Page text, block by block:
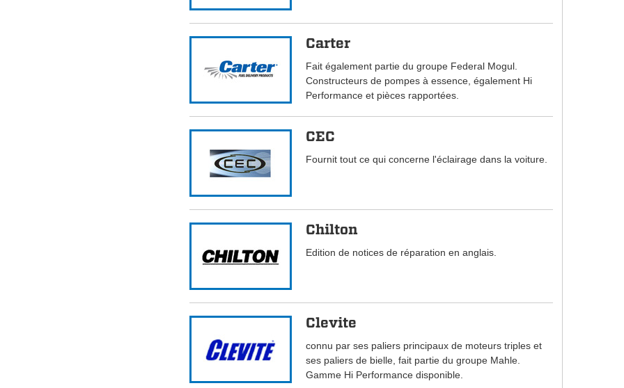
Carter
Fait également partie du groupe Federal Mogul.
Constructeurs de pompes à essence, également Hi
Performance et pièces rapportées.
CEC
Fournit tout ce qui concerne l'éclairage dans la voiture.
Chilton
Edition de notices de réparation en anglais.
Clevite
connu par ses paliers principaux de moteurs triples et
ses paliers de bielle, fait partie du groupe Mahle.
Gamme Hi Performance disponible.